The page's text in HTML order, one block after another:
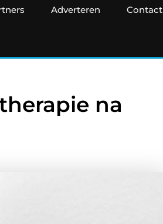
Adverteren Contact
na